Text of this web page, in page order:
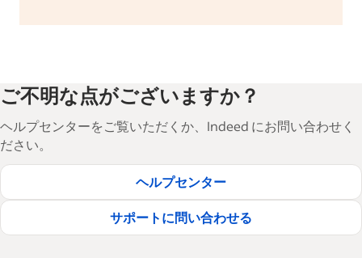
ご不明な点がございますか？
ヘルプセンターをご覧いただくか、Indeed にお問い合わせく
ださい。
ヘルプセンター
サポートに問い合わせる